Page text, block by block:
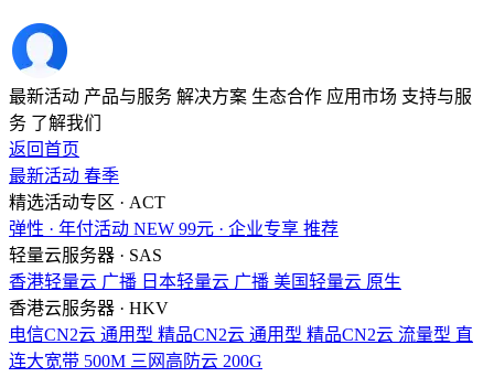
最新活动 产品与服务 解决方案 生态合作 应用市场 支持与服
务 了解我们
返回首页
最新活动 春季
精选活动专区 · ACT
弹性 · 年付活动 NEW 99元 · 企业专享 推荐
轻量云服务器 · SAS
香港轻量云 广播 日本轻量云 广播 美国轻量云 原生
香港云服务器 · HKV
电信CN2云 通用型 精品CN2云 通用型 精品CN2云 流量型 直
连大宽带 500M 三网高防云 200G